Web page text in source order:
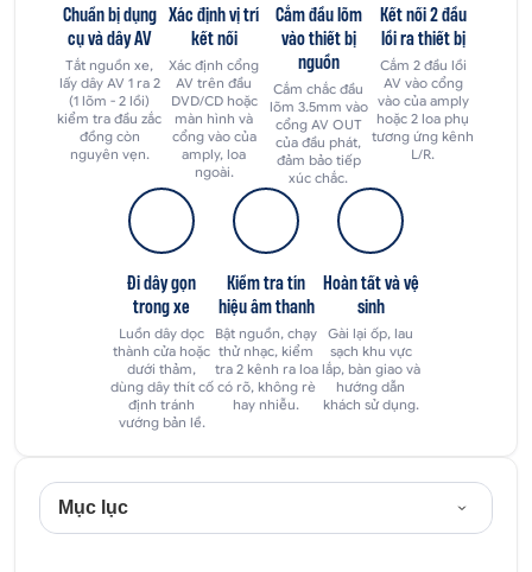
Chuẩn bị dụng
cụ và dây AV
Tắt nguồn xe,
lấy dây AV 1 ra 2
(1 lõm - 2 lồi)
kiểm tra đầu zắc
đồng còn
nguyên vẹn.
Xác định vị trí
kết nối
Xác định cổng
AV trên đầu
DVD/CD hoặc
màn hình và
cổng vào của
amply, loa
ngoài.
Cắm đầu lõm
vào thiết bị
nguồn
Cắm chắc đầu
lõm 3.5mm vào
cổng AV OUT
của đầu phát,
đảm bảo tiếp
xúc chắc.
Kết nối 2 đầu
lồi ra thiết bị
Cắm 2 đầu lồi
AV vào cổng
vào của amply
hoặc 2 loa phụ
tương ứng kênh
L/R.
Đi dây gọn
trong xe
Luồn dây dọc
thành cửa hoặc
dưới thảm,
dùng dây thít cố
định tránh
vướng bản lề.
Kiểm tra tín
hiệu âm thanh
Bật nguồn, chạy
thử nhạc, kiểm
tra 2 kênh ra loa
có rõ, không rè
hay nhiễu.
Hoàn tất và vệ
sinh
Gài lại ốp, lau
sạch khu vực
lắp, bàn giao và
hướng dẫn
khách sử dụng.
Mục lục